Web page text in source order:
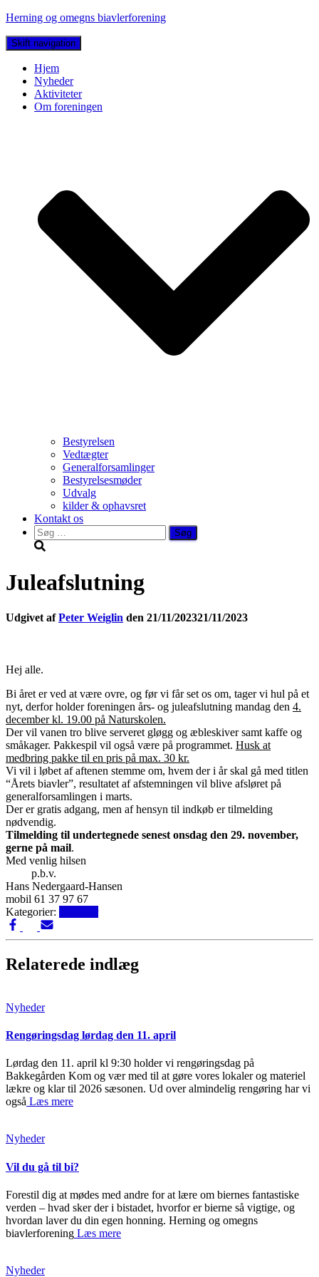
Herning og omegns biavlerforening
Skift navigation
Hjem
Nyheder
Aktiviteter
Om foreningen
Bestyrelsen
Vedtægter
Generalforsamlinger
Bestyrelsesmøder
Udvalg
kilder & ophavsret
Kontakt os
Søg
efter:
Juleafslutning
Udgivet afPeter Weiglin den 21/11/202321/11/2023
Hej alle.
Bi året er ved at være ovre, og før vi får set os om, tager vi hul på et
nyt, derfor holder foreningen års- og juleafslutning mandag den 4.
december kl. 19.00 på Naturskolen.
Der vil vanen tro blive serveret gløgg og æbleskiver samt kaffe og
småkager. Pakkespil vil også være på programmet. Husk at
medbring pakke til en pris på max. 30 kr.
Vi vil i løbet af aftenen stemme om, hvem der i år skal gå med titlen
“Årets biavler”, resultatet af afstemningen vil blive afsløret på
generalforsamlingen i marts.
Der er gratis adgang, men af hensyn til indkøb er tilmelding
nødvendig.
Tilmelding til undertegnede senest onsdag den 29. november,
gerne på mail.
Med venlig hilsen
p.b.v.
Hans Nedergaard-Hansen
mobil 61 37 97 67
Kategorier:
Relaterede indlæg
Nyheder
Rengøringsdag lørdag den 11. april
Lørdag den 11. april kl 9:30 holder vi rengøringsdag på
Bakkegården Kom og vær med til at gøre vores lokaler og materiel
lækre og klar til 2026 sæsonen. Ud over almindelig rengøring har vi
også Læs mere
Nyheder
Vil du gå til bi?
Forestil dig at mødes med andre for at lære om biernes fantastiske
verden – hvad sker der i bistadet, hvorfor er bierne så vigtige, og
hvordan laver du din egen honning. Herning og omegns
biavlerforening Læs mere
Nyheder